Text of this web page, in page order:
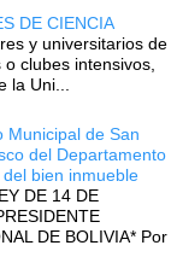
DE CIENCIA
y universitarios de
clubes intensivos,
Uni...
Municipal de San
del Departamento
bien inmueble
DE 14 DE
DE BOLIVIA* Por